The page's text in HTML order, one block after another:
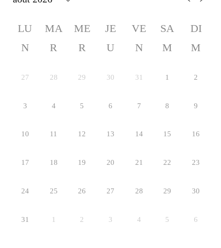
LU
N
MA
R
ME
R
JE
U
VE
N
SA
M
DI
M
27 28 29 30 31 1 2
3 4 5 6 7 8 9
10 11 12 13 14 15 16
17 18 19 20 21 22 23
24 25 26 27 28 29 30
31 1 2 3 4 5 6